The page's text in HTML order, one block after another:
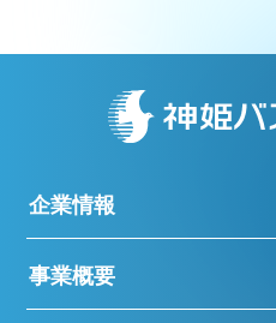
企業情報
事業概要